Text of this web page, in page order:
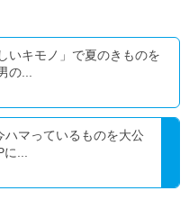
いキモノ」で夏のきものを
の...
ハマっているものを大公
...